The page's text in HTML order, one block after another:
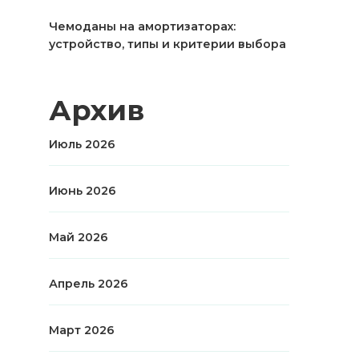
Чемоданы на амортизаторах:
устройство, типы и критерии выбора
Архив
Июль 2026
Июнь 2026
Май 2026
Апрель 2026
Март 2026